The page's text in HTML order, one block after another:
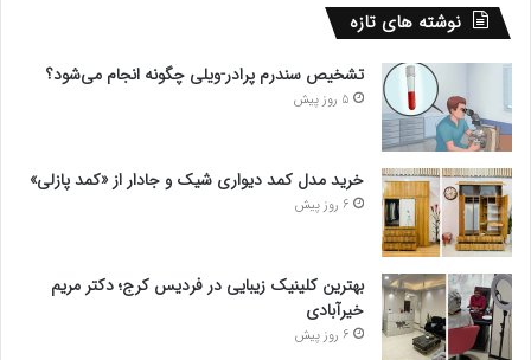
نوشته های تازه
تشخیص سندرم پرادر-ویلی چگونه انجام می‌شود؟
5 روز پیش
خرید مدل کمد دیواری شیک و جادار از «کمد پازلی»
6 روز پیش
بهترین کلینیک زیبایی در فردیس کرج؛ دکتر مریم
خیرآبادی
6 روز پیش